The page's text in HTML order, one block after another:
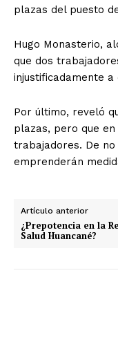
plazas del puesto
Hugo Monasterio,
que dos
injustificadamente a
Por último, reveló
plazas, pero que
trabajadores. De
emprenderán
Artículo anterior
¿Prepotencia en la
Salud Huancané?